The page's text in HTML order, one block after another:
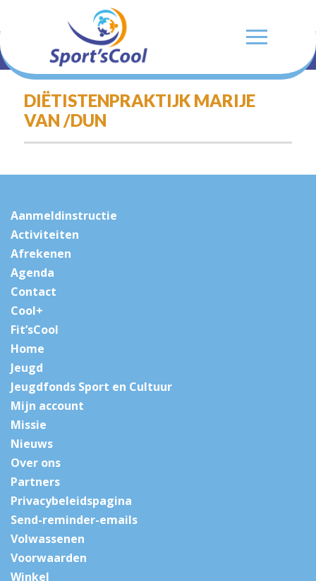
DIËTISTENPRAKTIJK MARIJE
VAN /DUN
Aanmeldinstructie
Activiteiten
Afrekenen
Agenda
Contact
Cool+
Fit’sCool
Home
Jeugd
Jeugdfonds Sport en Cultuur
Mijn account
Missie
Nieuws
Over ons
Partners
Privacybeleidspagina
Send-reminder-emails
Volwassenen
Voorwaarden
Winkel